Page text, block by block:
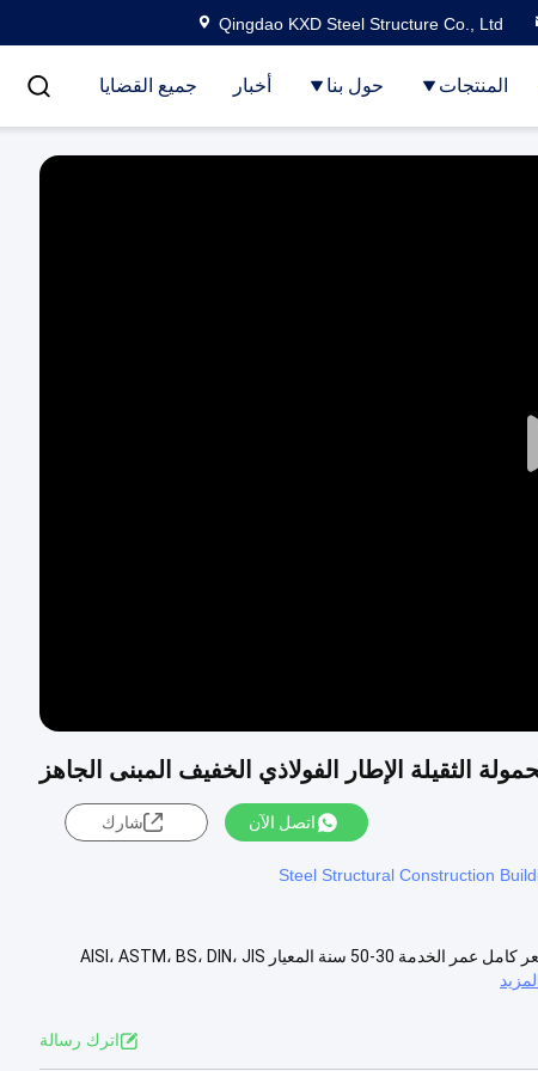
Qingdao KXD Steel Structure Co., Ltd
المنتجات حول بنا أخبار جميع القضايا
الثقيلة الإطار الفولاذي الخفيف المبنى الجاهز
اتصل الآن شارك
Steel Structural Construction
تحمل حمولة ثقيلة ولكن الوزن الخفيف الإطار المعدني بناء الفولاذ المجهز مع سعر كامل عمر الخدمة 30-50 سنة المعيار AISI، ASTM، BS، DIN، JIS
اترك رسالة